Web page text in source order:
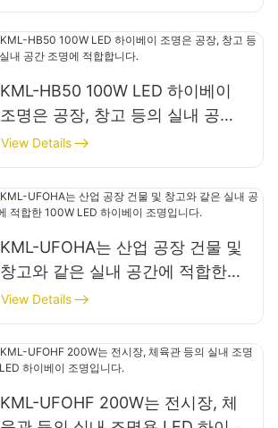
KML-HB50 100W LED 하이베이
조명은 공장, 창고 등의 실내 공간
조명에 적합합니다.
View Details
KML-UFOHA는 산업 공장 건물 및
창고와 같은 실내 공간에 적합한
100W LED 하이베이 조명입니다.
View Details
KML-UFOHF 200W는 전시장, 체